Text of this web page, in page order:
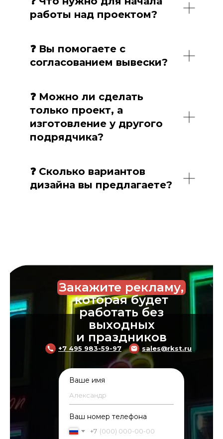
работы над проектом?
❓ Вы помогаете с
согласованием вывески?
❓ Можно ли сделать
только проект, а
изготовление у другого
подрядчика?
❓ Сколько вариантов
дизайна вы предлагаете?
Ваше имя
Ваш номер телефона
+7
Закажите рекламу,
которая будет
работать без
выходных
и праздников
+7 495 983-59-97 sales@rkst.ru